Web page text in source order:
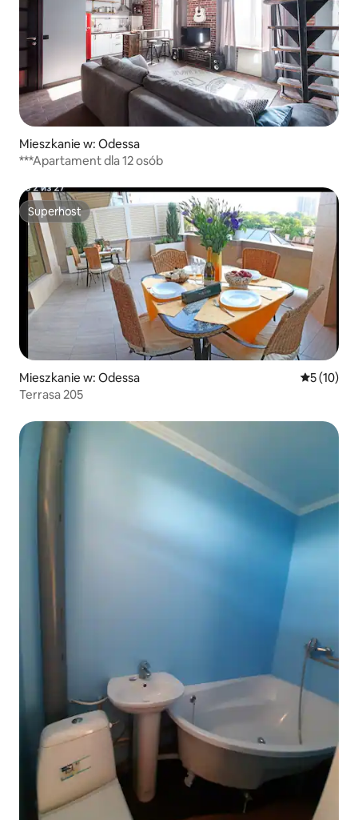
Mieszkanie w: Odessa
***Apartament dla 12 osób
Superhost
Superhost
Mieszkanie w: Odessa Średnia
5 (10)
Terrasa 205